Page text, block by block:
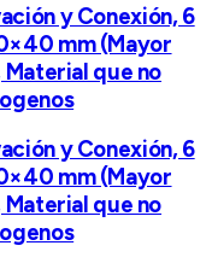
y Conexión, 6
mm (Mayor
que no
y Conexión, 6
mm (Mayor
que no